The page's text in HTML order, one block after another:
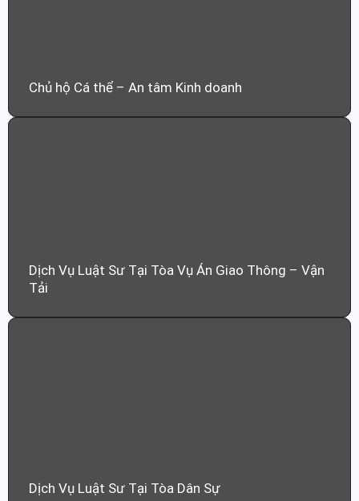
Chủ hộ Cá thể – An tâm Kinh doanh
Dịch Vụ Luật Sư Tại Tòa Vụ Án Giao Thông – Vận
Tải
Dịch Vụ Luật Sư Tại Tòa Dân Sự